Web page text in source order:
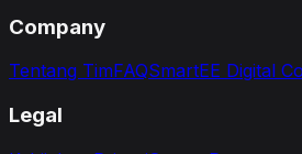
Company
Tentang TimFAQSmartEE Digital
Legal